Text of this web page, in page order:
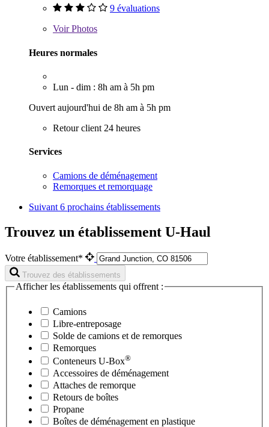
9 évaluations
VoirPhotos
Heures normales
Lun - dim : 8h am à 5h pm
Ouvert aujourd'hui de 8h am à 5h pm
Retour client 24 heures
Services
Camions de déménagement
Remorques et remorquage
Suivant 6 prochains établissements
Trouvez un établissement U-Haul
Votre établissement*
Trouvez des établissements
Afficher les établissements qui offrent :
Camions
Libre-entreposage
Solde de camions et de remorques
Remorques
Conteneurs U-Box®
Accessoires de déménagement
Attaches de remorque
Retours de boîtes
Propane
Boîtes de déménagement en plastique